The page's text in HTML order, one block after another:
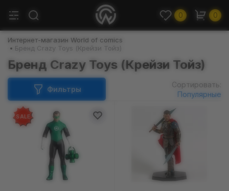
0 0
Интернет-магазин World of comics
Бренд Сrazy Toys (Крейзи Тойз)
Бренд Сrazy Toys (Крейзи Тойз)
Фильтры
Сортировать:
Популярные
SALE